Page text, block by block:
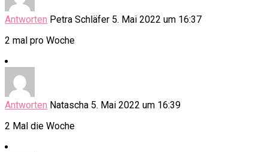
Antworten Petra Schläfer 5. Mai 2022 um 16:37
2 mal pro Woche
Antworten Natascha 5. Mai 2022 um 16:39
2 Mal die Woche